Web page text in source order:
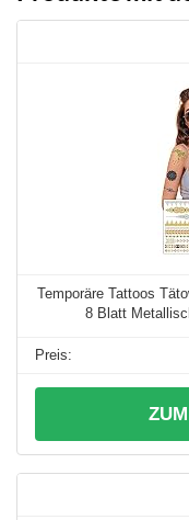
Temporäre Tattoos
8 Blatt